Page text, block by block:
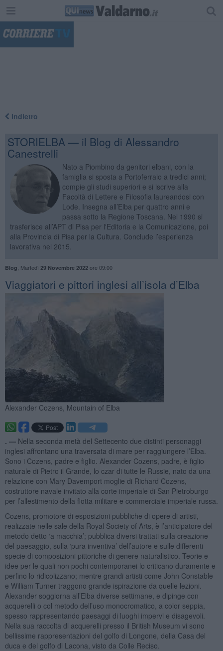
Indietro
STORIELBA — il Blog di Alessandro
Canestrelli
Nato a Piombino da genitori elbani, con la
famiglia si sposta a Portoferraio a tredici anni;
compie gli studi superiori e si iscrive alla
Facoltà di Lettere e Filosofia laureandosi con
Lode. Insegna all’Elba per quattro anni e
passa sotto la Regione Toscana. Nel 1990 si
trasferisce all’APT di Pisa per l'Editoria e la Comunicazione, poi
alla Provincia di Pisa per la Cultura. Conclude l’esperienza
lavorativa nel 2015.
Blog Martedì 29 Novembre 2022ore 09:00
​Viaggiatori e pittori inglesi all’isola d’Elba
Alexander Cozens, Mountain of Elba
. — Nella seconda metà del Settecento due distinti personaggi
inglesi affrontano una traversata di mare per raggiungere l’Elba.
Sono i Cozens, padre e figlio. Alexander Cozens, padre, è figlio
naturale di Pietro il Grande, lo czar di tutte le Russie, nato da una
relazione con Mary Davemport moglie di Richard Cozens,
costruttore navale invitato alla corte imperiale di San Pietroburgo
per l’allestimento della flotta militare e commerciale imperiale russa.
Cozens, promotore di esposizioni pubbliche di opere di artisti,
realizzate nelle sale della Royal Society of Arts, è l’anticipatore del
metodo detto ‘a macchia’; pubblica diversi trattati sulla creazione
del paesaggio, sulla ‘pura inventiva’ dell’autore e sulle differenti
specie di composizioni pittoriche di genere naturalistico. Teorie e
idee per le quali non pochi contemporanei lo criticano duramente e
perfino lo ridicolizzano; mentre grandi artisti come John Constable
e William Turner traggono grande ispirazione da quelle lezioni.
Alexander soggiorna all’Elba diverse settimane, e dipinge con
acquerelli o col metodo dell’uso monocromatico, a color seppia,
spesso rappresentando paesaggi di luoghi impervi e disagevoli.
Nella sua raccolta di acquerelli presso il British Museum vi sono
bellissime rappresentazioni del golfo di Longone, della Casa del
duca e del golfo di Lacona, visto da Colle Reciso.